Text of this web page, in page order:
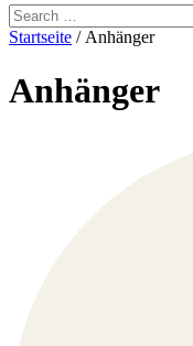
Search
for:
Startseite / Anhänger
Anhänger